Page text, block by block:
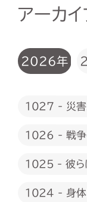
アーカイ
2026年
1027 - 災害
1026 - 戦争
1025 - 彼ら
1024 - 身体